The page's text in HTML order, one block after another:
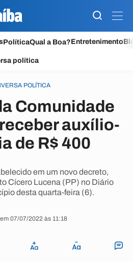
PolíticaQual a Boa?Entretenimento
política
POLÍTICA
Comunidade
auxílio-
de R$ 400
em um novo decreto,
Cícero Lucena (PP) no Diário
desta quarta-feira (6).
07/07/2022 às 11:18